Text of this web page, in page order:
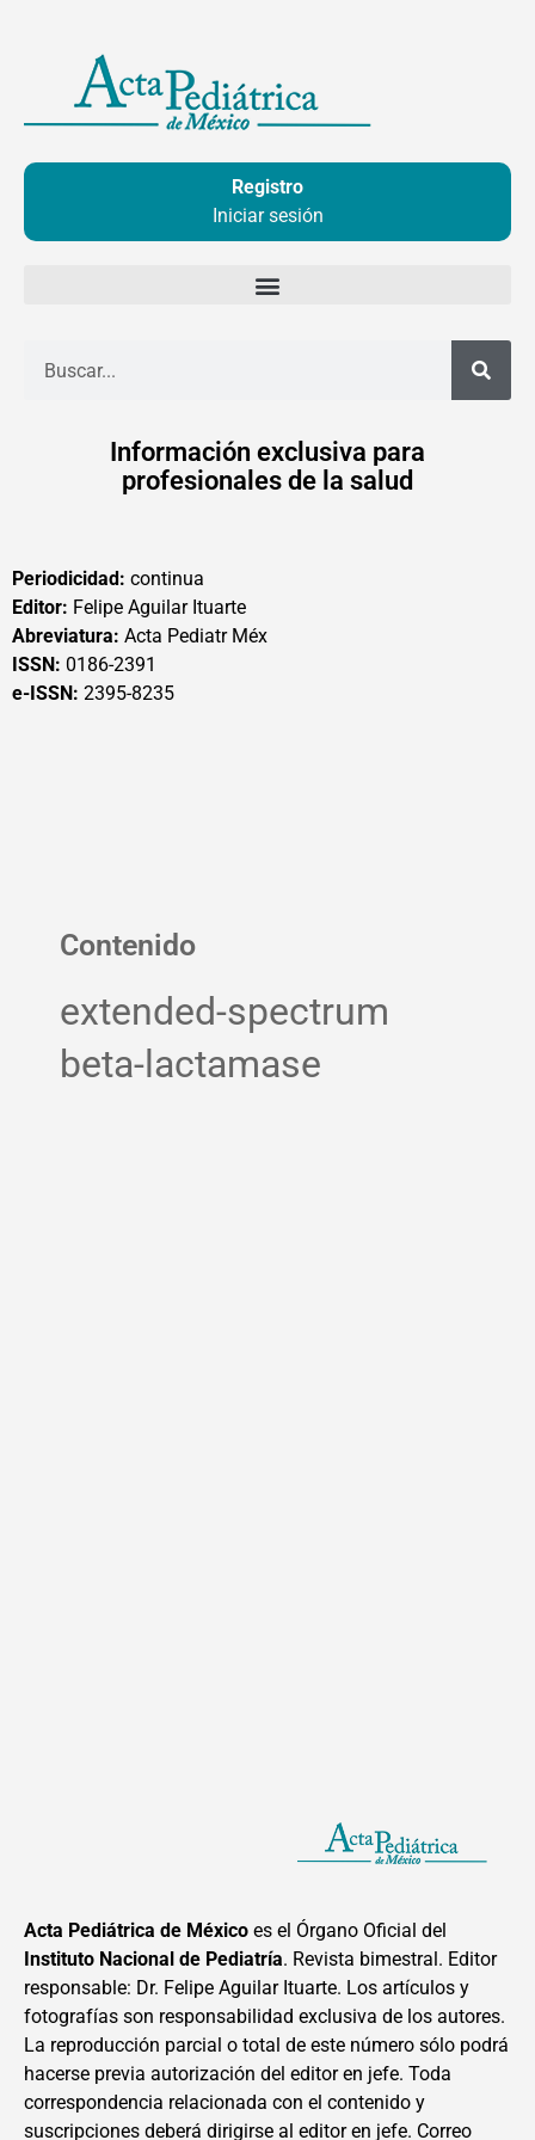
contenido
Registro
Iniciar sesión
Información exclusiva para
profesionales de la salud
Periodicidad: continua
Editor: Felipe Aguilar Ituarte
Abreviatura: Acta Pediatr Méx
ISSN: 0186-2391
e-ISSN: 2395-8235
Contenido
extended-spectrum
beta-lactamase
Acta Pediátrica de México es el Órgano Oficial del
Instituto Nacional de Pediatría. Revista bimestral. Editor
responsable: Dr. Felipe Aguilar Ituarte. Los artículos y
fotografías son responsabilidad exclusiva de los autores.
La reproducción parcial o total de este número sólo podrá
hacerse previa autorización del editor en jefe. Toda
correspondencia relacionada con el contenido y
suscripciones deberá dirigirse al editor en jefe. Correo